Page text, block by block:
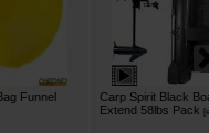
Funnel
Carp Spirit Black
Extend 58lbs Pack
[